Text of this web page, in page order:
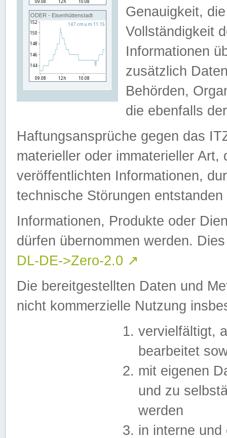
ODER - Eisenhüttenstadt
Genauigkeit,
Vollständigkeit
Informationen
zusätzlich
Behörden,
die ebenfalls
Haftungsansprüche gegen das
materieller oder immaterieller
veröffentlichten Informationen,
technische Störungen
Informationen, Produkte oder
dürfen übernommen werden.
DL-DE->Zero-2.0 ↗
Die bereitgestellten Daten und
nicht kommerzielle Nutzung
vervielfältigt,
bearbeitet
mit eigenen
und zu
werden
in interne